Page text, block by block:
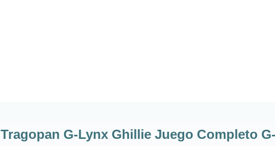
Tragopan G-Lynx Ghillie Juego Completo